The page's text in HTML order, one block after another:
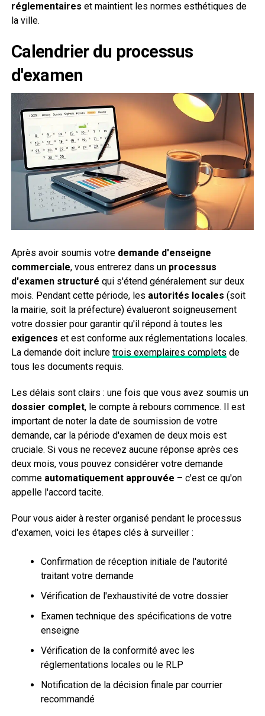
réglementaires et maintient les normes esthétiques de
la ville.
Calendrier du processus
d'examen
Après avoir soumis votre demande d'enseigne
commerciale, vous entrerez dans un processus
d'examen structuré qui s'étend généralement sur deux
mois. Pendant cette période, les autorités locales (soit
la mairie, soit la préfecture) évalueront soigneusement
votre dossier pour garantir qu'il répond à toutes les
exigences et est conforme aux réglementations locales.
La demande doit inclure trois exemplaires complets de
tous les documents requis.
Les délais sont clairs : une fois que vous avez soumis un
dossier complet, le compte à rebours commence. Il est
important de noter la date de soumission de votre
demande, car la période d'examen de deux mois est
cruciale. Si vous ne recevez aucune réponse après ces
deux mois, vous pouvez considérer votre demande
comme automatiquement approuvée – c'est ce qu'on
appelle l'accord tacite.
Pour vous aider à rester organisé pendant le processus
d'examen, voici les étapes clés à surveiller :
Confirmation de réception initiale de l'autorité
traitant votre demande
Vérification de l'exhaustivité de votre dossier
Examen technique des spécifications de votre
enseigne
Vérification de la conformité avec les
réglementations locales ou le RLP
Notification de la décision finale par courrier
recommandé